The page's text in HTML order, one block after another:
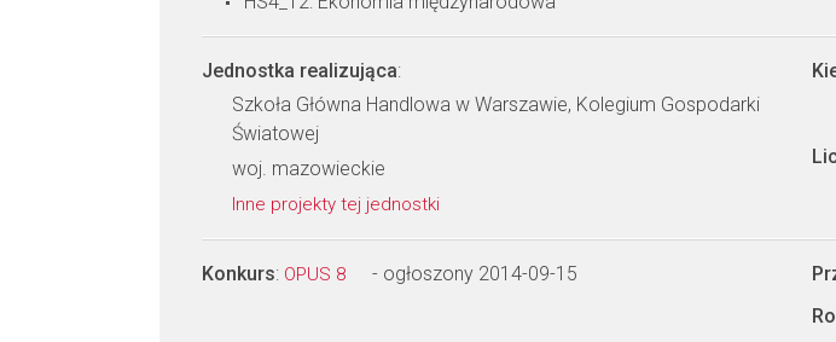
Jednostka realizująca:
Szkoła Główna Handlowa w Warszawie, Kolegium Gospodarki
Światowej
woj. mazowieckie
Inne projekty tej jednostki
Konkurs: OPUS 8 - ogłoszony 2014-09-15